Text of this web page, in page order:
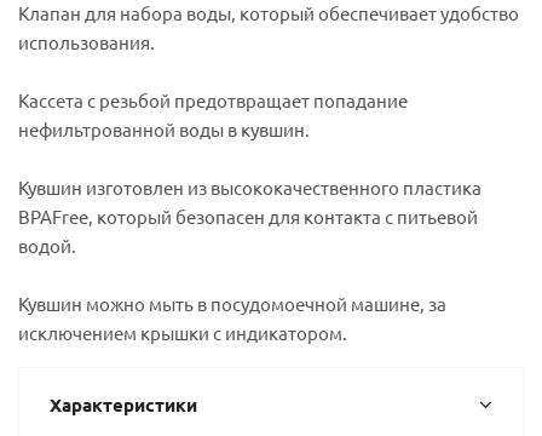
Клапан для набора воды, который обеспечивает удобство
использования.
Кассета с резьбой предотвращает попадание
нефильтрованной воды в кувшин.
Кувшин изготовлен из высококачественного пластика
BPAFree, который безопасен для контакта с питьевой
водой.
Кувшин можно мыть в посудомоечной машине, за
исключением крышки с индикатором.
Характеристики